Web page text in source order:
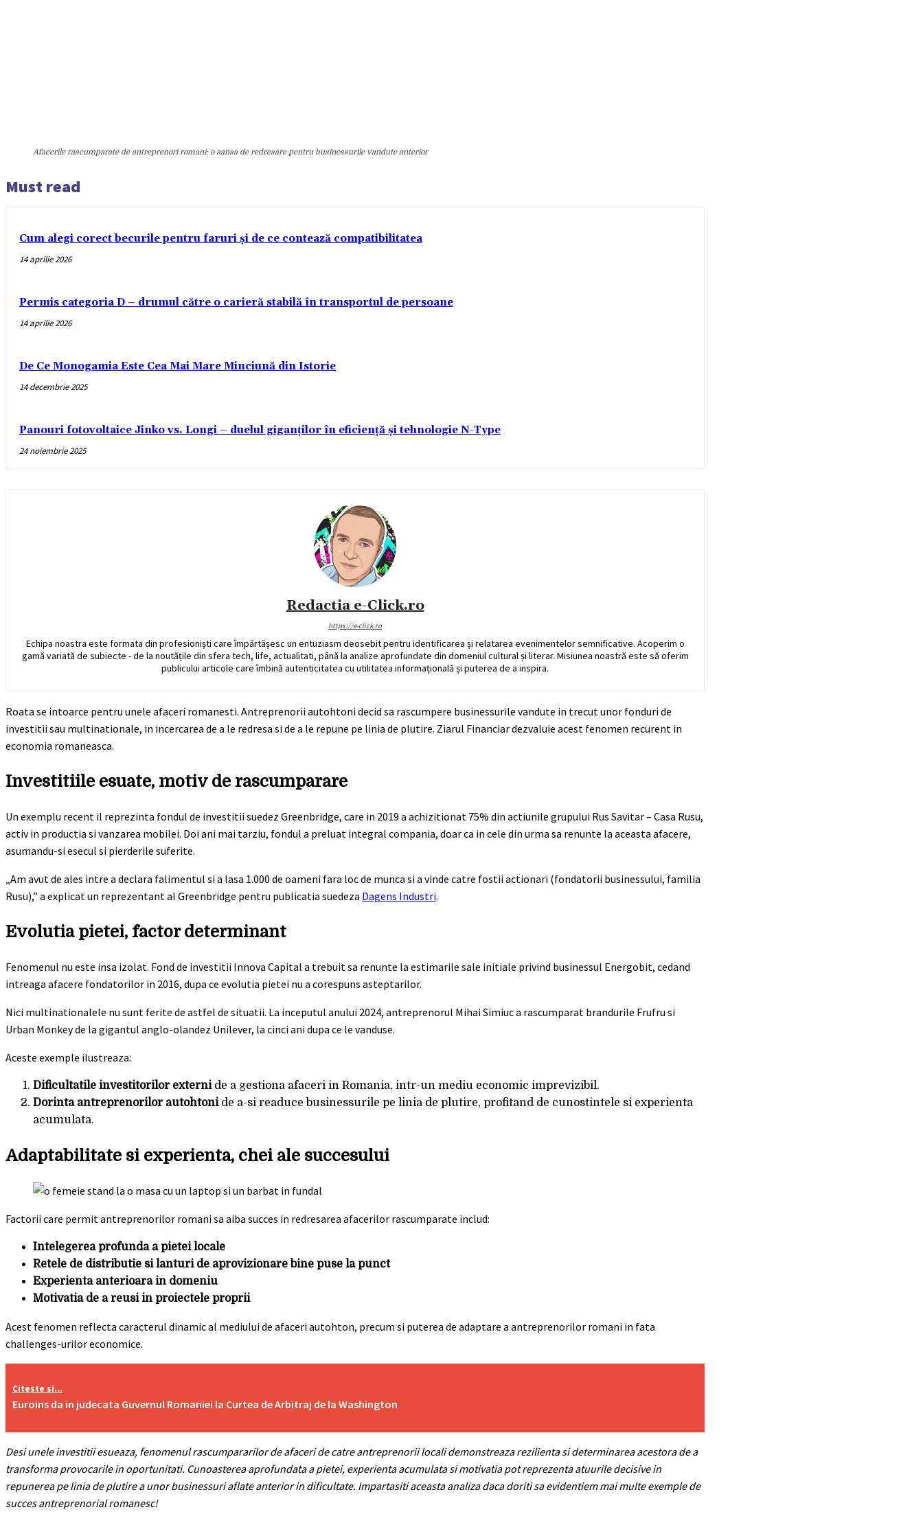
Afacerile rascumparate de antreprenori romani: o sansa de redresare pentru businessurile vandute anterior
Must read
Cum alegi corect becurile pentru faruri și de ce contează compatibilitatea
14 aprilie 2026
Permis categoria D – drumul către o carieră stabilă în transportul de persoane
14 aprilie 2026
De Ce Monogamia Este Cea Mai Mare Minciună din Istorie
14 decembrie 2025
Panouri fotovoltaice Jinko vs. Longi – duelul giganților în eficiență și tehnologie N-Type
24 noiembrie 2025
Redactia e-Click.ro
https://e-click.ro
Echipa noastra este formata din profesioniști care împărtășesc un entuziasm deosebit pentru identificarea și relatarea evenimentelor semnificative. Acoperim o
gamă variată de subiecte - de la noutățile din sfera tech, life, actualitati, până la analize aprofundate din domeniul cultural și literar. Misiunea noastră este să oferim
publicului articole care îmbină autenticitatea cu utilitatea informațională și puterea de a inspira.
Roata se intoarce pentru unele afaceri romanesti. Antreprenorii autohtoni decid sa rascumpere businessurile vandute in trecut unor fonduri de
investitii sau multinationale, in incercarea de a le redresa si de a le repune pe linia de plutire. Ziarul Financiar dezvaluie acest fenomen recurent in
economia romaneasca.
Investitiile esuate, motiv de rascumparare
Un exemplu recent il reprezinta fondul de investitii suedez Greenbridge, care in 2019 a achizitionat 75% din actiunile grupului Rus Savitar – Casa Rusu,
activ in productia si vanzarea mobilei. Doi ani mai tarziu, fondul a preluat integral compania, doar ca in cele din urma sa renunte la aceasta afacere,
asumandu-si esecul si pierderile suferite.
„Am avut de ales intre a declara falimentul si a lasa 1.000 de oameni fara loc de munca si a vinde catre fostii actionari (fondatorii businessului, familia
Rusu),” a explicat un reprezentant al Greenbridge pentru publicatia suedeza Dagens Industri.
Evolutia pietei, factor determinant
Fenomenul nu este insa izolat. Fond de investitii Innova Capital a trebuit sa renunte la estimarile sale initiale privind businessul Energobit, cedand
intreaga afacere fondatorilor in 2016, dupa ce evolutia pietei nu a corespuns asteptarilor.
Nici multinationalele nu sunt ferite de astfel de situatii. La inceputul anului 2024, antreprenorul Mihai Simiuc a rascumparat brandurile Frufru si
Urban Monkey de la gigantul anglo-olandez Unilever, la cinci ani dupa ce le vanduse.
Aceste exemple ilustreaza:
Dificultatile investitorilor externide a gestiona afaceri in Romania, intr-un mediu economic imprevizibil.
Dorinta antreprenorilor autohtonide a-si readuce businessurile pe linia de plutire, profitand de cunostintele si experienta
acumulata.
Adaptabilitate si experienta, chei ale succesului
Factorii care permit antreprenorilor romani sa aiba succes in redresarea afacerilor rascumparate includ:
Intelegerea profunda a pietei locale
Retele de distributie si lanturi de aprovizionare bine puse la punct
Experienta anterioara in domeniu
Motivatia de a reusi in proiectele proprii
Acest fenomen reflecta caracterul dinamic al mediului de afaceri autohton, precum si puterea de adaptare a antreprenorilor romani in fata
challenges-urilor economice.
Citeste si...
Euroins da in judecata Guvernul Romaniei la Curtea de Arbitraj de la Washington
Desi unele investitii esueaza, fenomenul rascumpararilor de afaceri de catre antreprenorii locali demonstreaza rezilienta si determinarea acestora de a
transforma provocarile in oportunitati. Cunoasterea aprofundata a pietei, experienta acumulata si motivatia pot reprezenta atuurile decisive in
repunerea pe linia de plutire a unor businessuri aflate anterior in dificultate. Impartasiti aceasta analiza daca doriti sa evidentiem mai multe exemple de
succes antreprenorial romanesc!